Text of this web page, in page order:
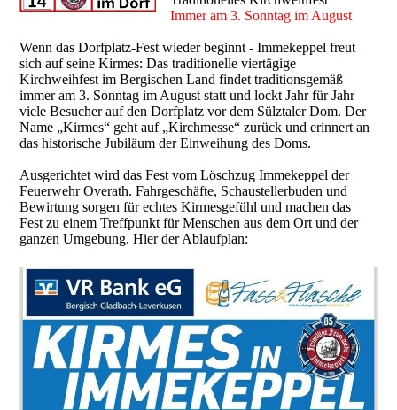
Immer am 3. Sonntag im August
Wenn das Dorfplatz-Fest wieder beginnt - Immekeppel freut
sich auf seine Kirmes: Das traditionelle viertägige
Kirchweihfest im Bergischen Land findet traditionsgemäß
immer am 3. Sonntag im August statt und lockt Jahr für Jahr
viele Besucher auf den Dorfplatz vor dem Sülztaler Dom. Der
Name „Kirmes“ geht auf „Kirchmesse“ zurück und erinnert an
das historische Jubiläum der Einweihung des Doms.
Ausgerichtet wird das Fest vom Löschzug Immekeppel der
Feuerwehr Overath. Fahrgeschäfte, Schaustellerbuden und
Bewirtung sorgen für echtes Kirmesgefühl und machen das
Fest zu einem Treffpunkt für Menschen aus dem Ort und der
ganzen Umgebung. Hier der Ablaufplan: